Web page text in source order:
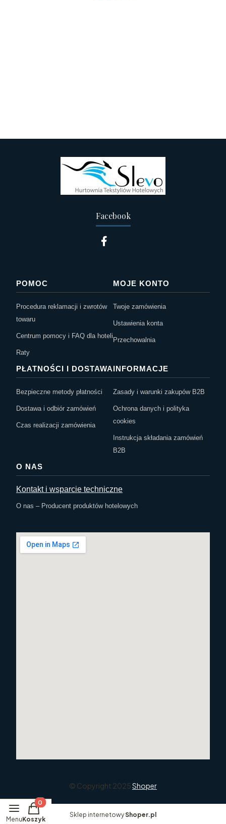
Facebook
POMOC
Procedura reklamacji i zwrotów
towaru
Centrum pomocy i FAQ dla hoteli
Raty
MOJE KONTO
Twoje zamówienia
Ustawienia konta
Przechowalnia
PŁATNOŚCI I DOSTAWA
Bezpieczne metody płatności
Dostawa i odbiór zamówień
Czas realizacji zamówienia
INFORMACJE
Zasady i warunki zakupów B2B
Ochrona danych i polityka
cookies
Instrukcja składania zamówień
B2B
O NAS
Kontakt i wsparcie techniczne
O nas – Producent produktów hotelowych
© Copyright 2025Shoper
Sklep internetowyShoper.pl
Menu
Produkty w koszyku: 0. Zobacz szczegóły
Koszyk